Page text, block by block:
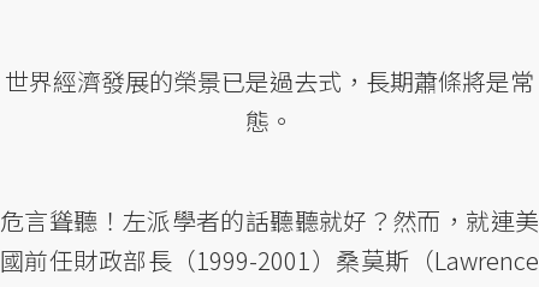
世界經濟發展的榮景已是過去式，長期蕭條將是常
態。
危言聳聽！左派學者的話聽聽就好？然而，就連美
國前任財政部長（1999-2001）桑莫斯（Lawrence